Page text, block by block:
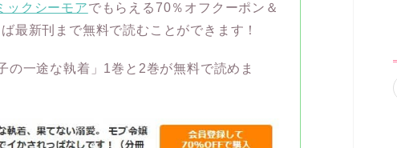
ックシーモアでもらえる70％オフクーポン＆
最新刊まで無料で読むことができます！
の一途な執着」1巻と2巻が無料で読めま